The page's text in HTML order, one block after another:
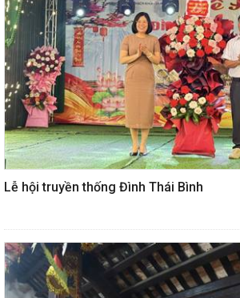
Lễ hội truyền thống Đình Thái Bình